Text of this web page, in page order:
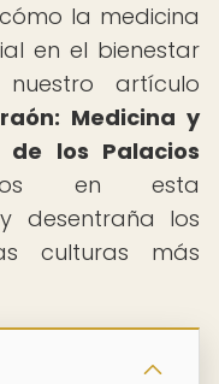
la medicina
en el bienestar
artículo
Medicina y
de los Palacios
en esta
desentraña los
culturas más